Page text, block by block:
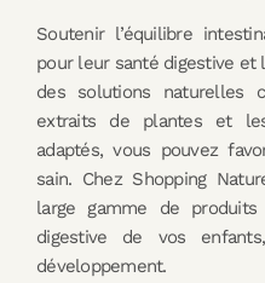
Soutenir l’équilibre
pour leur santé digestive et
des solutions naturelles
extraits de plantes et
adaptés, vous pouvez
sain. Chez Shopping
large gamme de
digestive de vos
développement.